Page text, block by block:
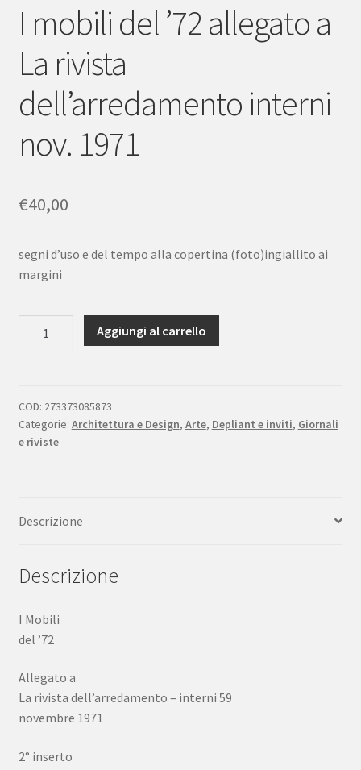
I mobili del ’72 allegato a
La rivista
dell’arredamento interni
nov. 1971
€40,00
segni d’uso e del tempo alla copertina (foto)ingiallito ai
margini
allegato
a
La
nov.
quantità
Aggiungi al carrello
COD: 273373085873
Categorie: Architettura e Design, Arte, Depliant e inviti, Giornali
e riviste
Descrizione
Descrizione
I Mobili
del ’72
Allegato a
La rivista dell’arredamento – interni 59
novembre 1971
2° inserto